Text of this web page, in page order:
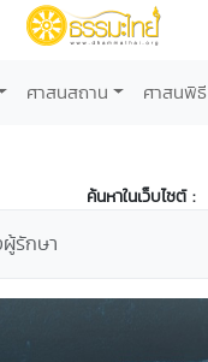
ศาสนสถาน ศาสนพิธี
ค้นหาในเว็บไซต์ :
รักษา